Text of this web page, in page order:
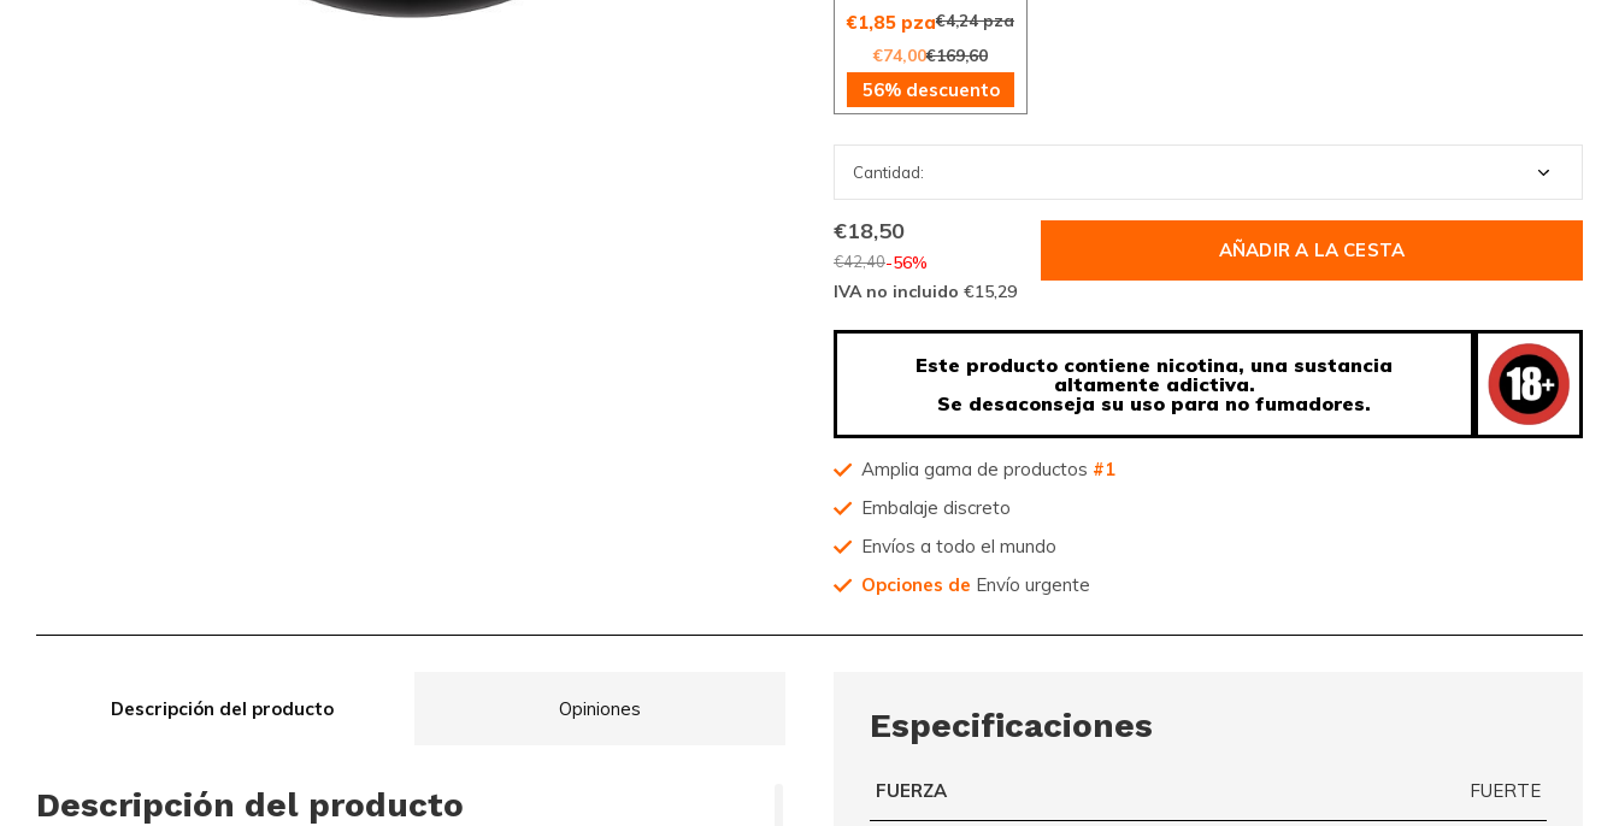
€1,85 pza€4,24 pza
€74,00€169,60
56% descuento
€18,50
€42,40-56%
IVA no incluido €15,29
AÑADIR A LA CESTA
Este producto contiene nicotina, una sustancia
altamente adictiva.
Se desaconseja su uso para no fumadores.
Amplia gama de productos #1
Embalaje discreto
Envíos a todo el mundo
Opciones de Envío urgente
Descripción del producto Opiniones
Descripción del producto
Especificaciones
FUERZA FUERTE